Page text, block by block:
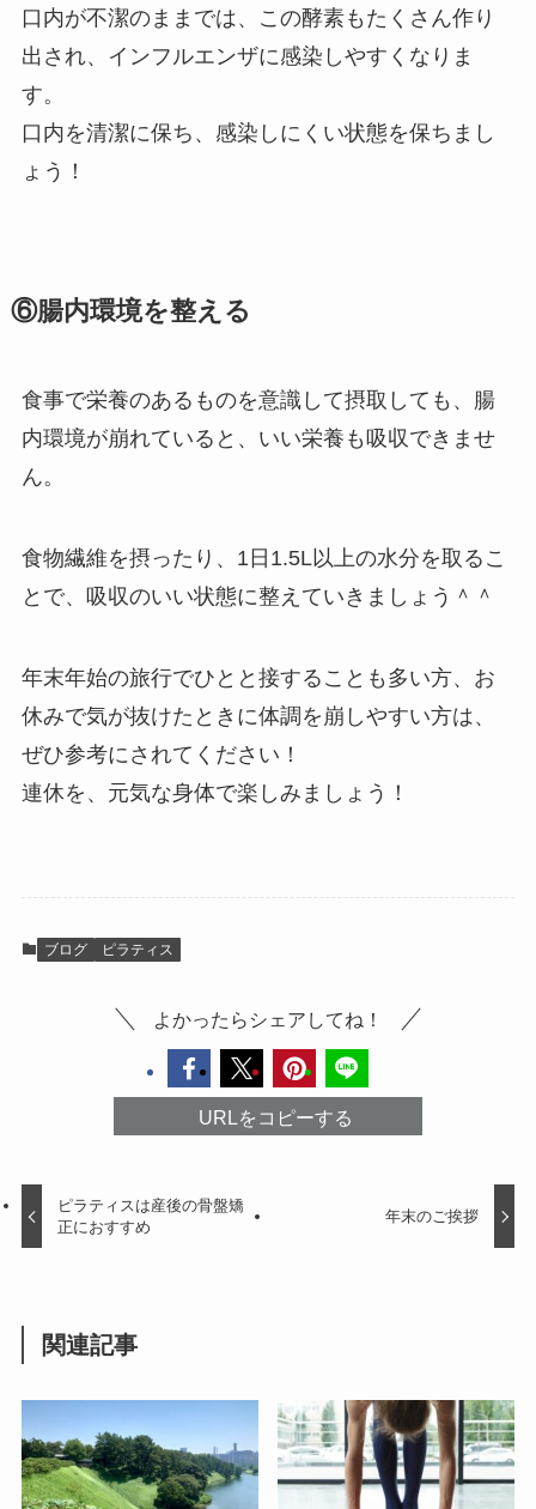
口内が不潔のままでは、この酵素もたくさん作り
出され、インフルエンザに感染しやすくなりま
す。
口内を清潔に保ち、感染しにくい状態を保ちまし
ょう！
⑥腸内環境を整える
食事で栄養のあるものを意識して摂取しても、腸
内環境が崩れていると、いい栄養も吸収できませ
ん。
食物繊維を摂ったり、1日1.5L以上の水分を取るこ
とで、吸収のいい状態に整えていきましょう＾＾
年末年始の旅行でひとと接することも多い方、お
休みで気が抜けたときに体調を崩しやすい方は、
ぜひ参考にされてください！
連休を、元気な身体で楽しみましょう！
ブログ ピラティス
よかったらシェアしてね！
URLをコピーする
ピラティスは産後の骨盤矯
正におすすめ
年末のご挨拶
関連記事